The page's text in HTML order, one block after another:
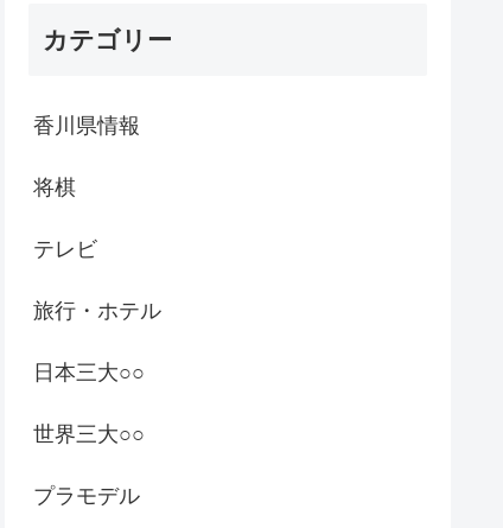
カテゴリー
香川県情報
将棋
テレビ
旅行・ホテル
日本三大○○
世界三大○○
プラモデル